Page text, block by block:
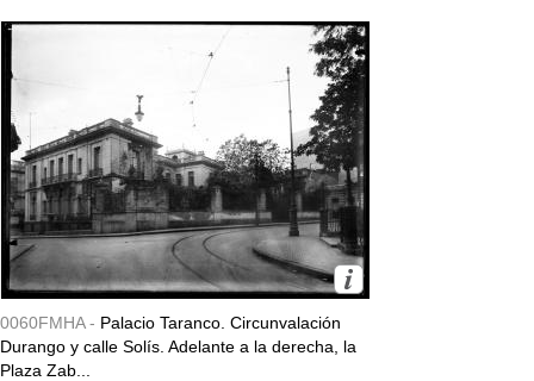
0060FMHA - Palacio Taranco. Circunvalación
Durango y calle Solís. Adelante a la derecha, la
Plaza Zab...